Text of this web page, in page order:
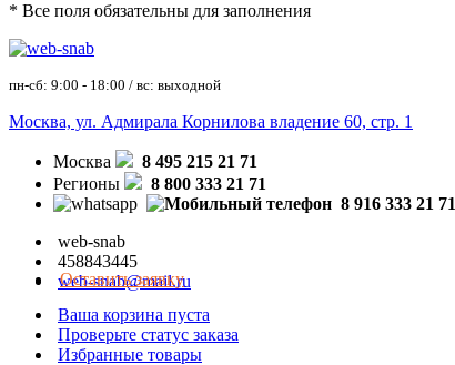
* Все поля обязательны для заполнения
пн-сб: 9:00 - 18:00 / вс: выходной
Москва, ул. Адмирала Корнилова владение 60, стр. 1
Москва
8 495 215 21 71
Регионы
8 800 333 21 71
8 916 333 21 71
web-snab
458843445
web-snab@mail.ru
Оставить заявку
Ваша корзина пуста
Проверьте статус заказа
Избранные товары